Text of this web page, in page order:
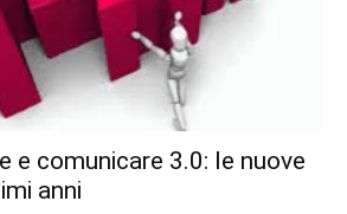
e comunicare 3.0: le nuove
anni